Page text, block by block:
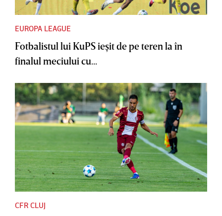
EUROPA LEAGUE
Fotbalistul lui KuPS ieşit de pe teren la în
finalul meciului cu...
CFR CLUJ